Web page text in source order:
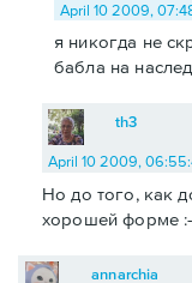
April 10 2009,
я никогда не
бабла на
th3
April 10 2009,
Но до того, как
хорошей форме
annarchia